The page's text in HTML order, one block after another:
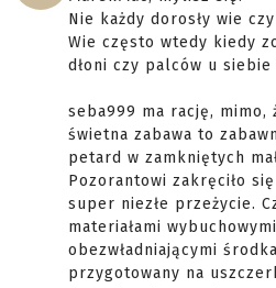
Nie każdy dorosły wie
Wie często wtedy kiedy
dłoni czy palców u
seba999 ma rację,
świetna zabawa to
petard w zamkniętych
Pozorantowi zakręciło
super niezłe przeżycie.
materiałami
obezwładniającymi
przygotowany na